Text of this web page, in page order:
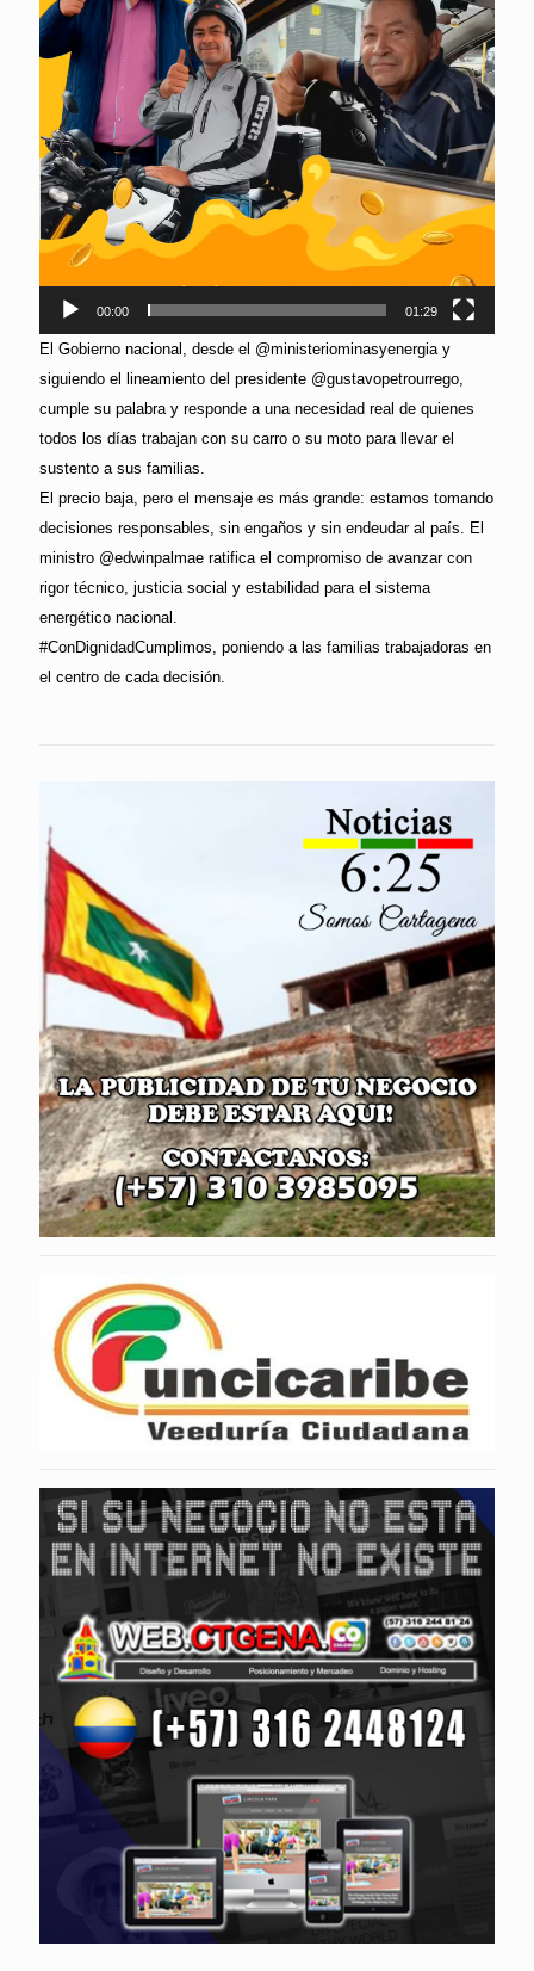
00:00 01:29
El Gobierno nacional, desde el @ministeriominasyenergia y
siguiendo el lineamiento del presidente @gustavopetrourrego,
cumple su palabra y responde a una necesidad real de quienes
todos los días trabajan con su carro o su moto para llevar el
sustento a sus familias.
El precio baja, pero el mensaje es más grande: estamos tomando
decisiones responsables, sin engaños y sin endeudar al país. El
ministro @edwinpalmae ratifica el compromiso de avanzar con
rigor técnico, justicia social y estabilidad para el sistema
energético nacional.
#ConDignidadCumplimos, poniendo a las familias trabajadoras en
el centro de cada decisión.